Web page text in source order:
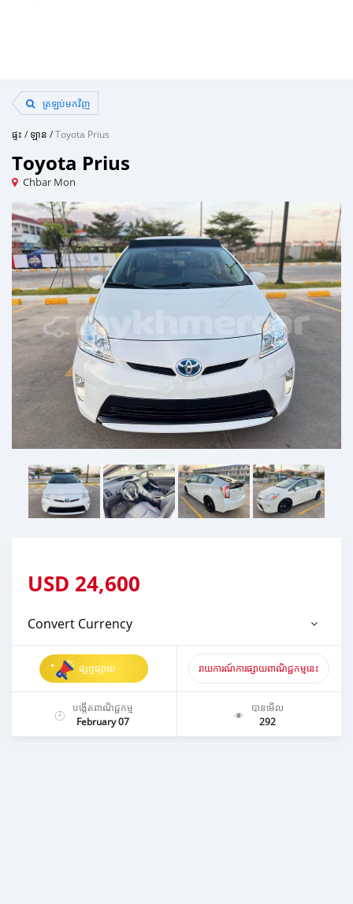
ត្រឡប់មកវិញ
ផ្ទះ /ឡាន /Toyota Prius
Toyota Prius
Chbar Mon
USD 24,600
Convert Currency
ផ្សព្វផ្សាយ រាយការណ៍ការផ្សាយពាណិជ្ជកម្មនេះ
បង្កើតពាណិជ្ជកម្ម
February 07
បានមើល
292